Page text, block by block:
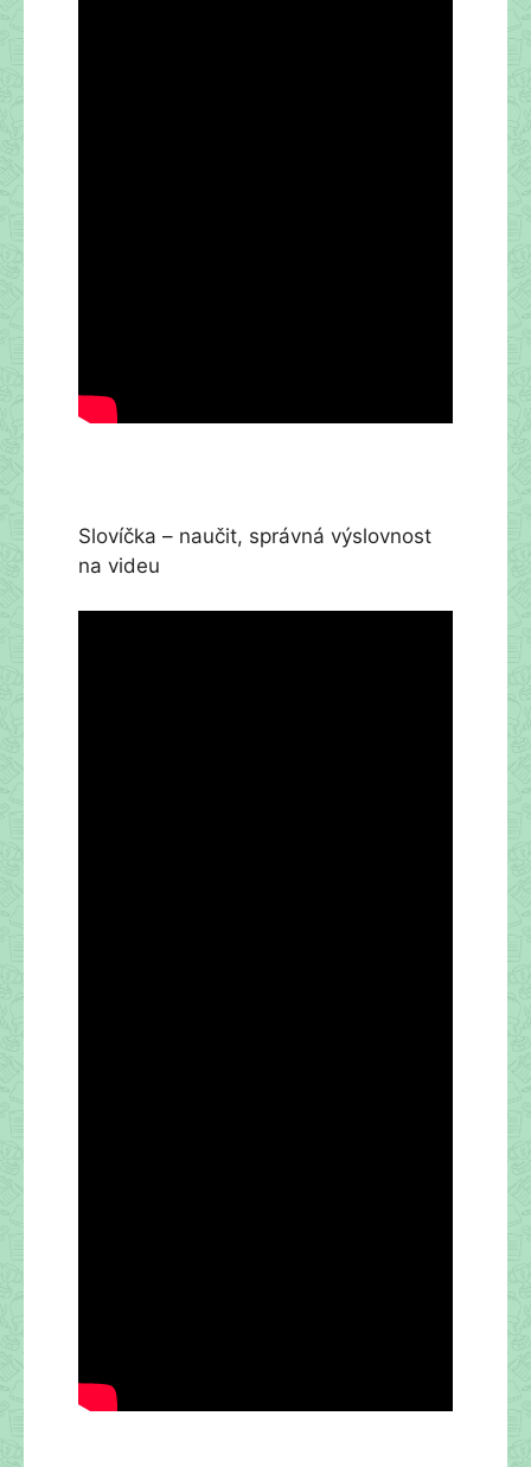
Slovíčka – naučit, správná výslovnost
na videu